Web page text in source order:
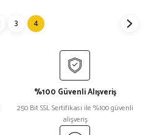
3 4
%100 Güvenli Alışveriş
250 Bit SSL Sertifikası ile %100 güvenli
alışveriş